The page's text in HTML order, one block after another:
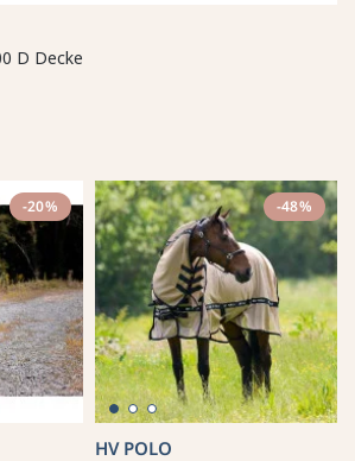
D Decke
-20% -48%
HV POLO